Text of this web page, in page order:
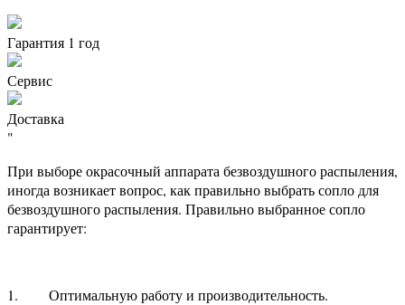
Гарантия 1 год
Сервис
Доставка
"
При выборе окрасочный аппарата безвоздушного распыления,
иногда возникает вопрос, как правильно выбрать сопло для
безвоздушного распыления. Правильно выбранное сопло
гарантирует:
1. Оптимальную работу и производительность.